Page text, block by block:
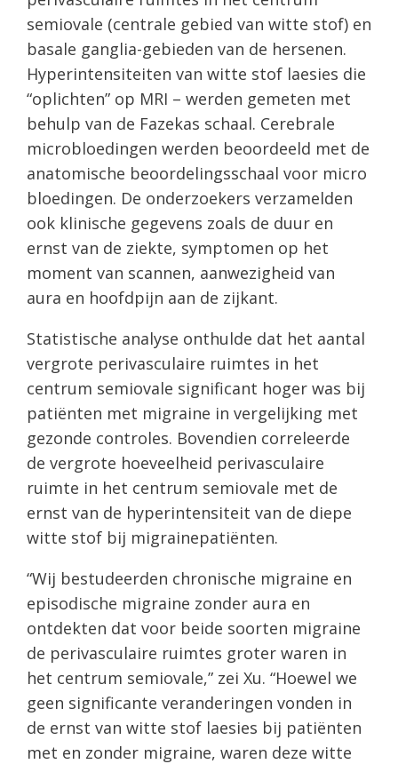
semiovale (centrale gebied van witte stof) en
basale ganglia-gebieden van de hersenen.
Hyperintensiteiten van witte stof laesies die
“oplichten” op MRI – werden gemeten met
behulp van de Fazekas schaal. Cerebrale
microbloedingen werden beoordeeld met de
anatomische beoordelingsschaal voor micro
bloedingen. De onderzoekers verzamelden
ook klinische gegevens zoals de duur en
ernst van de ziekte, symptomen op het
moment van scannen, aanwezigheid van
aura en hoofdpijn aan de zijkant.
Statistische analyse onthulde dat het aantal
vergrote perivasculaire ruimtes in het
centrum semiovale significant hoger was bij
patiënten met migraine in vergelijking met
gezonde controles. Bovendien correleerde
de vergrote hoeveelheid perivasculaire
ruimte in het centrum semiovale met de
ernst van de hyperintensiteit van de diepe
witte stof bij migrainepatiënten.
“Wij bestudeerden chronische migraine en
episodische migraine zonder aura en
ontdekten dat voor beide soorten migraine
de perivasculaire ruimtes groter waren in
het centrum semiovale,” zei Xu. “Hoewel we
geen significante veranderingen vonden in
de ernst van witte stof laesies bij patiënten
met en zonder migraine, waren deze witte